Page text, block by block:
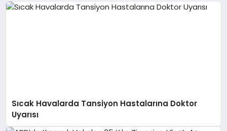
Sıcak Havalarda Tansiyon Hastalarına Doktor
Uyarısı